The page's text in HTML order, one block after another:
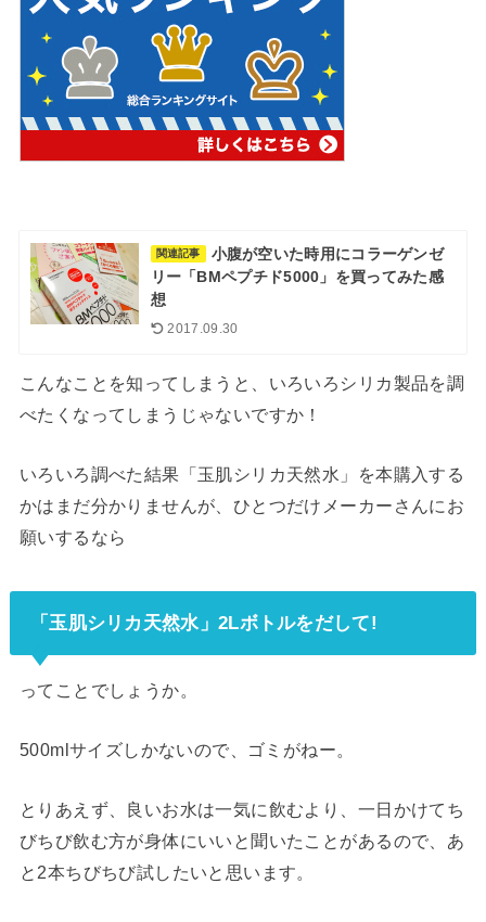
関連記事
小腹が空いた時用にコラーゲンゼ
リー「BMペプチド5000」を買ってみた感
想
2017.09.30
こんなことを知ってしまうと、いろいろシリカ製品を調
べたくなってしまうじゃないですか！
いろいろ調べた結果「玉肌シリカ天然水」を本購入する
かはまだ分かりませんが、ひとつだけメーカーさんにお
願いするなら
「玉肌シリカ天然水」2Lボトルをだして!
ってことでしょうか。
500mlサイズしかないので、ゴミがねー。
とりあえず、良いお水は一気に飲むより、一日かけてち
びちび飲む方が身体にいいと聞いたことがあるので、あ
と2本ちびちび試したいと思います。